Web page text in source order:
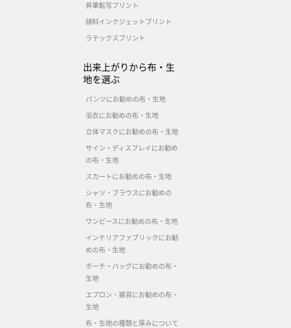
昇華転写プリント
顔料インクジェットプリント
ラテックスプリント
出来上がりから布・生
地を選ぶ
パンツにお勧めの布・生地
浴衣にお勧めの布・生地
立体マスクにお勧めの布・生地
サイン・ディスプレイにお勧め
の布・生地
スカートにお勧めの布・生地
シャツ・ブラウスにお勧めの
布・生地
ワンピースにお勧めの布・生地
インテリアファブリックにお勧
めの布・生地
ポーチ・バッグにお勧めの布・
生地
エプロン・雑貨にお勧めの布・
生地
布・生地の種類と厚みについて